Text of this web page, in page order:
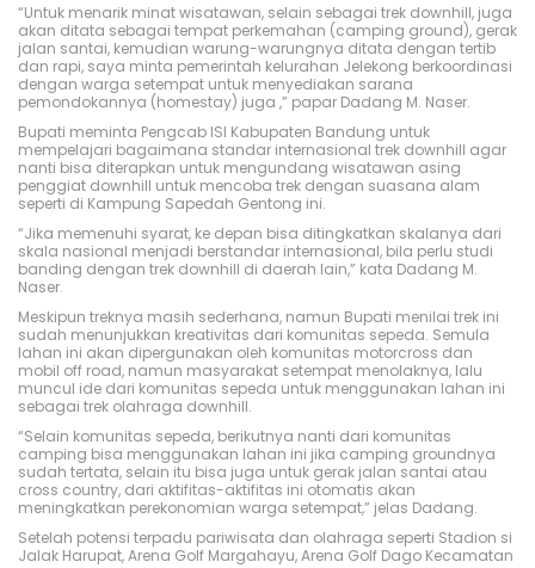
“Untuk menarik minat wisatawan, selain sebagai trek downhill, juga
akan ditata sebagai tempat perkemahan (camping ground), gerak
jalan santai, kemudian warung-warungnya ditata dengan tertib
dan rapi, saya minta pemerintah kelurahan Jelekong berkoordinasi
dengan warga setempat untuk menyediakan sarana
pemondokannya (homestay) juga ,” papar Dadang M. Naser.
Bupati meminta Pengcab ISI Kabupaten Bandung untuk
mempelajari bagaimana standar internasional trek downhill agar
nanti bisa diterapkan untuk mengundang wisatawan asing
penggiat downhill untuk mencoba trek dengan suasana alam
seperti di Kampung Sapedah Gentong ini.
“Jika memenuhi syarat, ke depan bisa ditingkatkan skalanya dari
skala nasional menjadi berstandar internasional, bila perlu studi
banding dengan trek downhill di daerah lain,” kata Dadang M.
Naser.
Meskipun treknya masih sederhana, namun Bupati menilai trek ini
sudah menunjukkan kreativitas dari komunitas sepeda. Semula
lahan ini akan dipergunakan oleh komunitas motorcross dan
mobil off road, namun masyarakat setempat menolaknya, lalu
muncul ide dari komunitas sepeda untuk menggunakan lahan ini
sebagai trek olahraga downhill.
“Selain komunitas sepeda, berikutnya nanti dari komunitas
camping bisa menggunakan lahan ini jika camping groundnya
sudah tertata, selain itu bisa juga untuk gerak jalan santai atau
cross country, dari aktifitas-aktifitas ini otomatis akan
meningkatkan perekonomian warga setempat,” jelas Dadang.
Setelah potensi terpadu pariwisata dan olahraga seperti Stadion si
Jalak Harupat, Arena Golf Margahayu, Arena Golf Dago Kecamatan